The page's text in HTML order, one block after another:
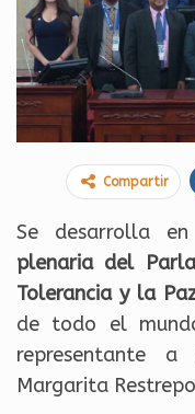
Compartir
Se desarrolla
plenaria del
Tolerancia y la
de todo el
representante
Margarita